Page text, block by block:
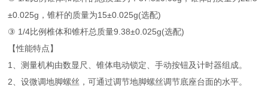
±0.025g，锥杆的质量为15±0.025g(选配)
③ 1/4比例椎体和锥杆总质量9.38±0.025g(选配)
【性能特点】
1、测量机构由数显尺、锥体电动锁定、手动按钮及计时器组成。
2、设微调地脚螺丝，可通过调节地脚螺丝调节底座台面的水平。